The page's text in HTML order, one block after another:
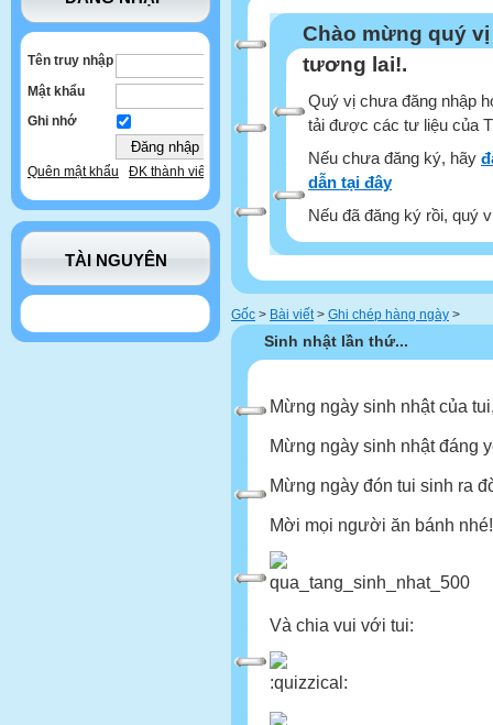
Tên truy nhập
Mật khẩu
Ghi nhớ
Quên mật khẩu ĐK thành viên
TÀI NGUYÊN
Chào mừng quý
tương lai!.
Quý vị chưa đăng nhập
tải được các tư liệu của
Nếu chưa đăng ký, hãy
dẫn tại đây
Nếu đã đăng ký rồi, quý
Gốc > Bài viết> Ghi chép hàng ngày >
Sinh nhật lần thứ...
Mừng ngày sinh nhật của
Mừng ngày sinh nhật đáng
Mừng ngày đón tui sinh ra
Mời mọi người ăn bánh nhé!
Và chia vui với tui: